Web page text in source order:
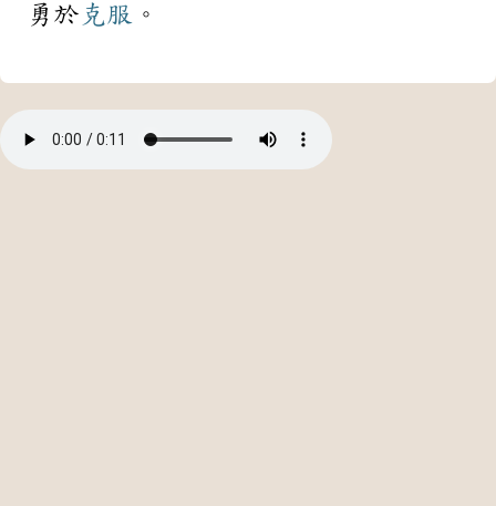
勇於 克服 。